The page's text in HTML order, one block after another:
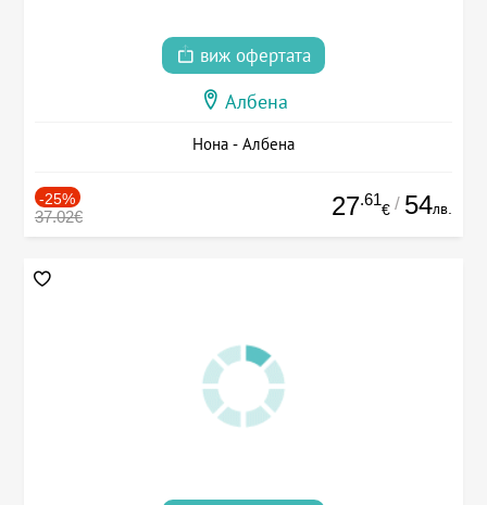
виж офертата
Албена
Нона - Албена
-25%
37.02€ 27.61
€ / 54лв.